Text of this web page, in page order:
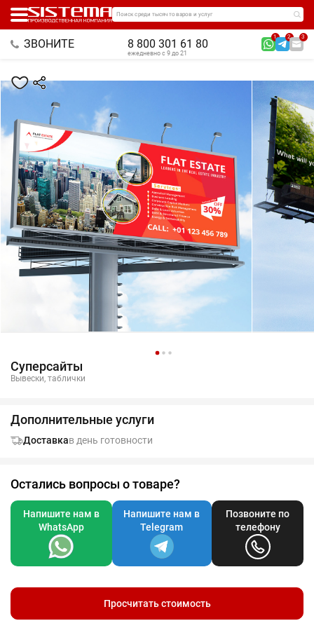
Поиск среди тысяч товаров и услуг
ЗВОНИТЕ 8 800 301 61 80
1 2 3
ежедневно с 9 до 21
Суперсайты
Вывески, таблички
Дополнительные услуги
Доставкав день готовности
Остались вопросы о товаре?
Напишите нам в
WhatsApp
Напишите нам в
Telegram
Позвоните по
телефону
Просчитать стоимость